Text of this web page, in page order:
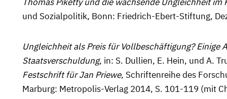
und Sozial­politik, Bonn: Friedrich-Ebert-Stiftung,
Ungleichheit als Preis für Vollbeschäftigung?
Staats­verschuldung, in: S. Dullien, E. Hein, und A.
Festschrift für Jan Priewe, Schriftenreihe des
Marburg: Metropolis-Verlag 2014, S. 101-119 (mit